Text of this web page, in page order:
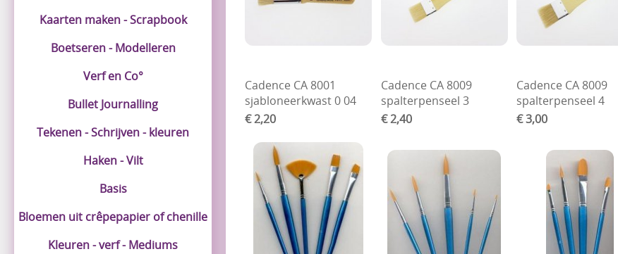
Kaarten maken - Scrapbook
Boetseren - Modelleren
Verf en Co°
Bullet Journalling
Tekenen - Schrijven - kleuren
Haken - Vilt
Basis
Bloemen uit crêpepapier of chenille
Kleuren - verf - Mediums
Cadence CA 8001
sjabloneerkwast 0 04
€ 2,20
Cadence CA 8009
spalterpenseel 3
€ 2,40
Cadence CA 8009
spalterpenseel 4
€ 3,00